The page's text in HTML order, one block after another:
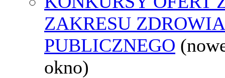
ZAKRESU ZDROWIA
PUBLICZNEGO
okno)